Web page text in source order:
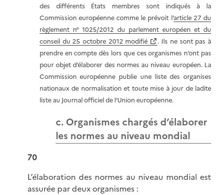
des différents États membres sont indiqués à la
Commission européenne comme le prévoit l’article 27 du
règlement n° 1025/2012 du parlement européen et du
conseil du 25 octobre 2012 modifié
. Ils ne sont pas à
prendre en compte dès lors que ces organismes n’ont pas
pour objet d’élaborer des normes au niveau européen. La
Commission européenne publie une liste des organises
nationaux de normalisation et toute mise à jour de ladite
liste au Journal officiel de l’Union européenne.
c. Organismes chargés d’élaborer
les normes au niveau mondial
70
L’élaboration des normes au niveau mondial est
assurée par deux organismes :